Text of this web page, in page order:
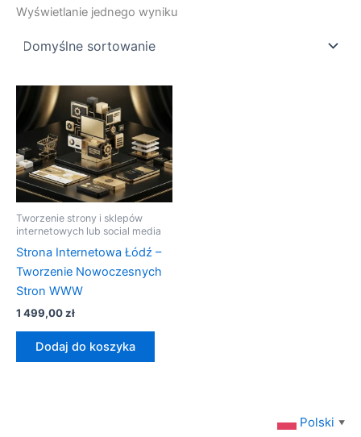
Wyświetlanie jednego wyniku
Tworzenie strony i sklepów
internetowych lub social media
Strona Internetowa Łódź –
Tworzenie Nowoczesnych
Stron WWW
1 499,00zł
Dodaj do koszyka
Polski ▼